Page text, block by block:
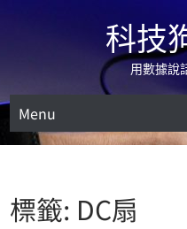
科技
用數據說
Menu
標籤: DC扇